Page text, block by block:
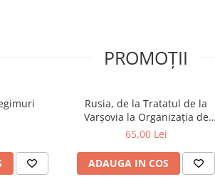
PROMOȚII
Rusia, de la Tratatul de la
Varșovia la Organizația de
Cooperare de la Shanghai și
65,00 Lei
ADAUGA IN COS